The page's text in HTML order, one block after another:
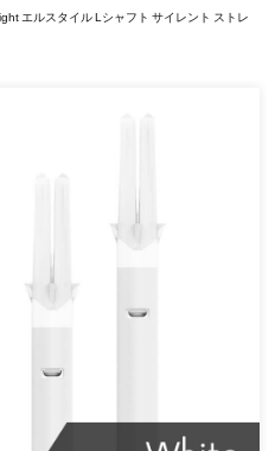
エルスタイル Lシャフト サイレント ストレ